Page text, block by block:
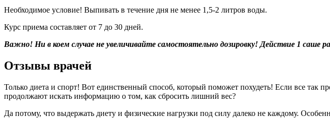
Необходимое условие! Выпивать в течение дня не менее 1,5-2 литров воды.
Курс приема составляет от 7 до 30 дней.
Важно! Ни в коем случае не увеличивайте самостоятельно дозировку! Действие 1 саше
Отзывы врачей
Только диета и спорт! Вот единственный способ, который поможет похудеть! Если все так
продолжают искать информацию о том, как сбросить лишний вес?
Да потому, что выдержать диету и физические нагрузки под силу далеко не каждому.